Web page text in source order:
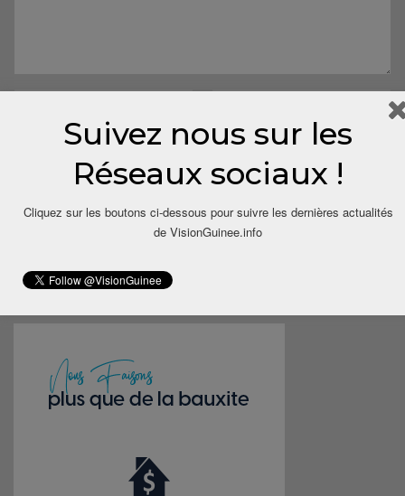
Save my name, email, and website in this browser for the next
Suivez nous sur les
Réseaux sociaux !
Cliquez sur les boutons ci-dessous pour suivre les dernières actualités
de VisionGuinee.info